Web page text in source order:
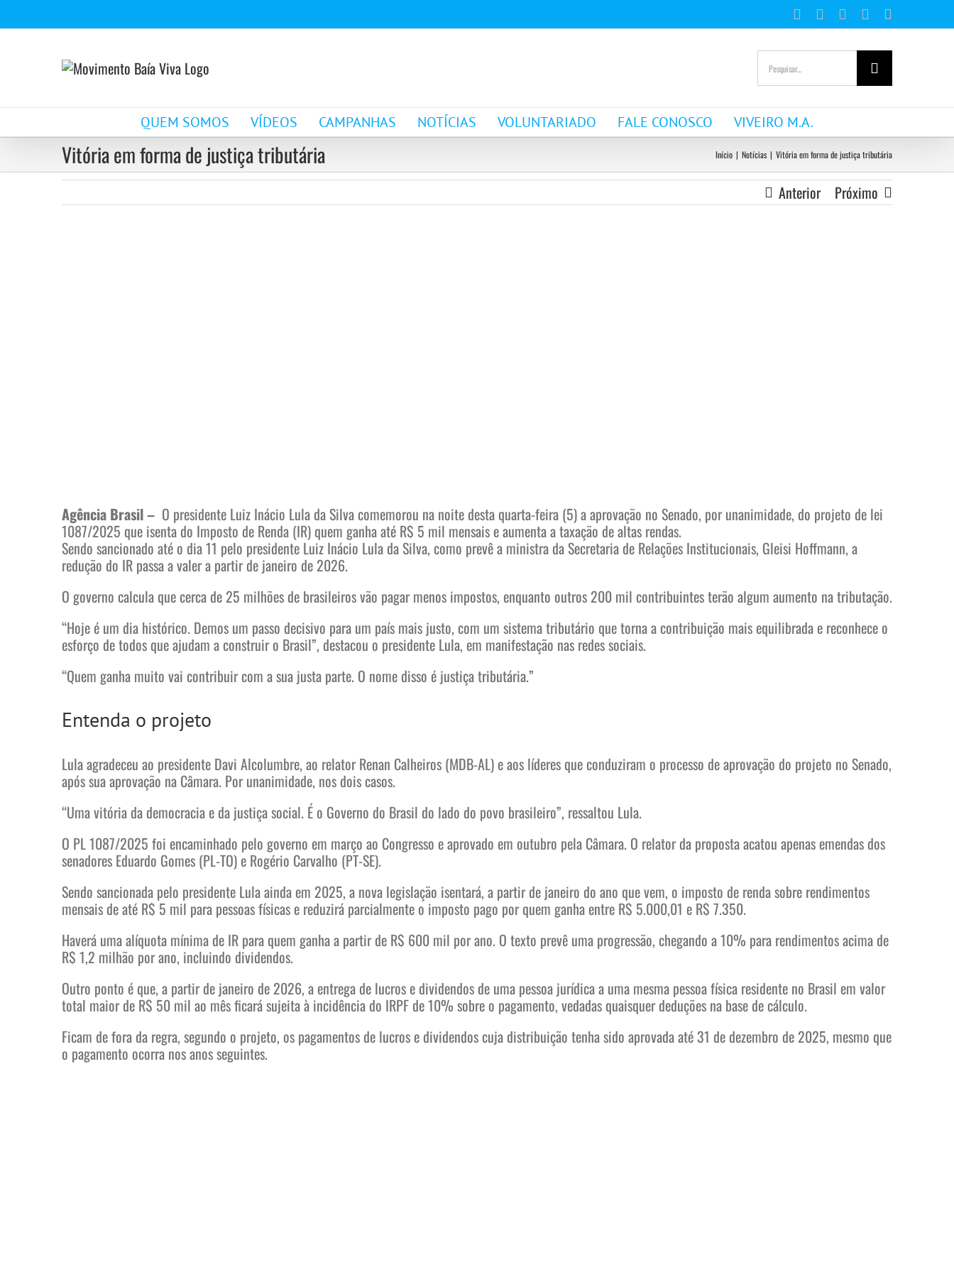
para
FacebookInstagramYouTubeWhatsApp
mail
Buscar
resultados
para:
QUEM SOMOS VÍDEOS CAMPANHAS NOTÍCIAS VOLUNTARIADO FALE CONOSCO VIVEIRO M.A.
Vitória em forma de justiça tributária Início | Notícias | Vitória em forma de justiça tributária
Anterior Próximo
Agência Brasil – O presidente Luiz Inácio Lula da Silva comemorou na noite desta quarta-feira (5) a aprovação no Senado, por unanimidade, do projeto de lei
1087/2025 que isenta do Imposto de Renda (IR) quem ganha até R$ 5 mil mensais e aumenta a taxação de altas rendas.
Sendo sancionado até o dia 11 pelo presidente Luiz Inácio Lula da Silva, como prevê a ministra da Secretaria de Relações Institucionais, Gleisi Hoffmann, a
redução do IR passa a valer a partir de janeiro de 2026.
O governo calcula que cerca de 25 milhões de brasileiros vão pagar menos impostos, enquanto outros 200 mil contribuintes terão algum aumento na tributação.
“Hoje é um dia histórico. Demos um passo decisivo para um país mais justo, com um sistema tributário que torna a contribuição mais equilibrada e reconhece o
esforço de todos que ajudam a construir o Brasil”, destacou o presidente Lula, em manifestação nas redes sociais.
“Quem ganha muito vai contribuir com a sua justa parte. O nome disso é justiça tributária.”
Entenda o projeto
Lula agradeceu ao presidente Davi Alcolumbre, ao relator Renan Calheiros (MDB-AL) e aos líderes que conduziram o processo de aprovação do projeto no Senado,
após sua aprovação na Câmara. Por unanimidade, nos dois casos.
“Uma vitória da democracia e da justiça social. É o Governo do Brasil do lado do povo brasileiro”, ressaltou Lula.
O PL 1087/2025 foi encaminhado pelo governo em março ao Congresso e aprovado em outubro pela Câmara. O relator da proposta acatou apenas emendas dos
senadores Eduardo Gomes (PL-TO) e Rogério Carvalho (PT-SE).
Sendo sancionada pelo presidente Lula ainda em 2025, a nova legislação isentará, a partir de janeiro do ano que vem, o imposto de renda sobre rendimentos
mensais de até R$ 5 mil para pessoas físicas e reduzirá parcialmente o imposto pago por quem ganha entre R$ 5.000,01 e R$ 7.350.
Haverá uma alíquota mínima de IR para quem ganha a partir de R$ 600 mil por ano. O texto prevê uma progressão, chegando a 10% para rendimentos acima de
R$ 1,2 milhão por ano, incluindo dividendos.
Outro ponto é que, a partir de janeiro de 2026, a entrega de lucros e dividendos de uma pessoa jurídica a uma mesma pessoa física residente no Brasil em valor
total maior de R$ 50 mil ao mês ficará sujeita à incidência do IRPF de 10% sobre o pagamento, vedadas quaisquer deduções na base de cálculo.
Ficam de fora da regra, segundo o projeto, os pagamentos de lucros e dividendos cuja distribuição tenha sido aprovada até 31 de dezembro de 2025, mesmo que
o pagamento ocorra nos anos seguintes.